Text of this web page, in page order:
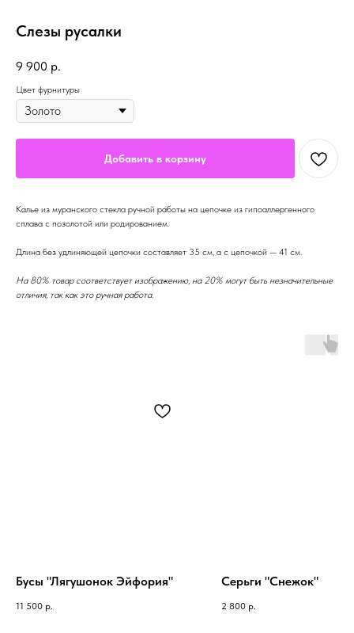
Слезы русалки
9 900 р.
Цвет фурнитуры
Добавить в корзину
Калье из муранского стекла ручной работы на цепочке из гипоаллергенного
сплава с позолотой или родированием.
Длина без удлиняющей цепочки составляет 35 см, а с цепочкой — 41 см.
На 80% товар соответствует изображению, на 20% могут быть незначительные
отличия, так как это ручная работа.
Бусы "Лягушонок Эйфория"
11 500 р.
Серьги "Снежок"
2 800 р.